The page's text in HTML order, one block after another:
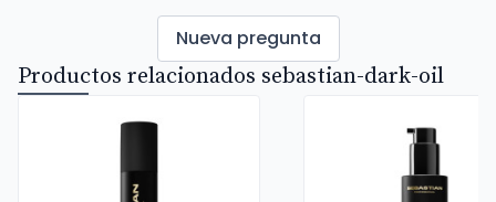
Nueva pregunta
Productos relacionados sebastian-dark-oil